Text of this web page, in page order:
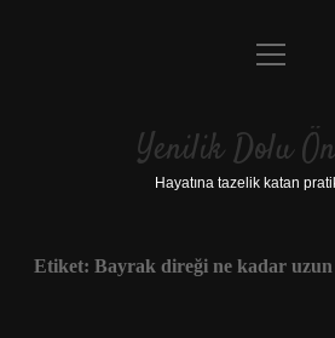
Anasayfa
Yasal Uyarı
menüyü
Yenilik Dolu
Hayatına tazelik katan
Etiket: Bayrak direği ne kadar uzun